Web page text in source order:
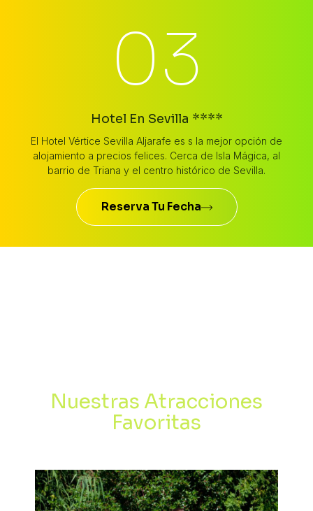
03
Hotel En Sevilla ****
El Hotel Vértice Sevilla Aljarafe es s la mejor opción de
alojamiento a precios felices. Cerca de Isla Mágica, al
barrio de Triana y el centro histórico de Sevilla.
Reserva Tu Fecha
Nuestras Atracciones
Favoritas